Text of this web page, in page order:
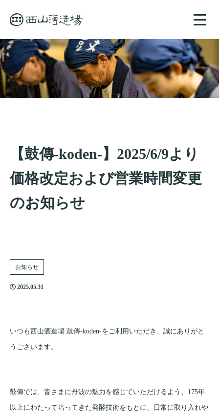
toggle
【鼓傳-koden-】2025/6/9より
価格改定および営業時間変更
のお知らせ
お知らせ
2025.05.31
いつも西山酒造場 鼓傳-koden-をご利用いただき、誠にありがと
うございます。
鼓傳では、皆さまに丹波の魅力を感じていただけるよう、175年
以上にわたって培ってきた発酵技術をもとに、日常に取り入れや